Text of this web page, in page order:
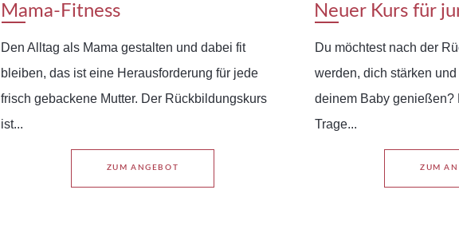
Mama-Fitness
Den Alltag als Mama gestalten und dabei fit
bleiben, das ist eine Herausforderung für jede
frisch gebackene Mutter. Der Rückbildungskurs
ist...
ZUM ANGEBOT
Neuer Kurs für
Du möchtest nach der
werden, dich stärken
deinem Baby genießen?
Trage...
ZUM